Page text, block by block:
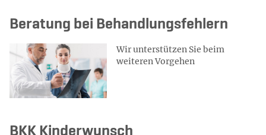
Beratung bei Behandlungsfehlern
Wir unterstützen Sie beim
weiteren Vorgehen
BKK Kinderwunsch